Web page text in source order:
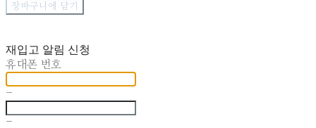
장바구니에 담기
재입고 알림 신청
휴대폰 번호
-
-